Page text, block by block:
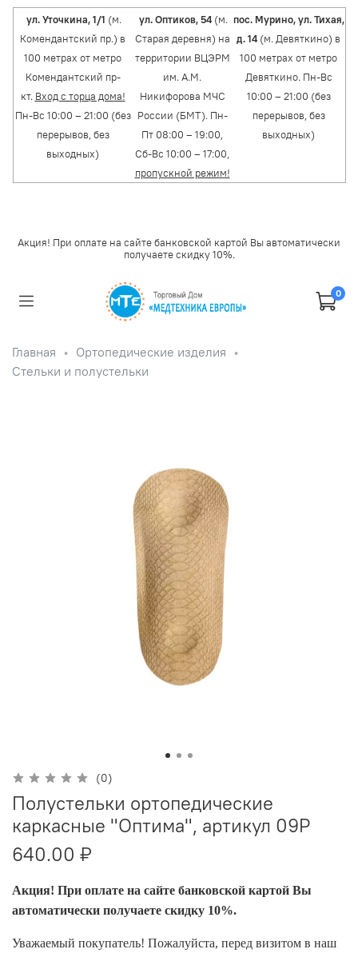
ул. Уточкина, 1/1 (м.
Комендантский пр.) в
100 метрах от метро
Комендантский пр-
кт. Вход с торца дома!
Пн-Вс 10:00 – 21:00 (без
перерывов, без
выходных)
ул. Оптиков, 54 (м.
Старая деревня) на
территории ВЦЭРМ
им. А.М.
Никифорова МЧС
России (БМТ). Пн-
Пт 08:00 – 19:00,
Сб-Вс 10:00 – 17:00,
пропускной режим!
пос. Мурино, ул. Тихая,
д. 14 (м. Девяткино) в
100 метрах от метро
Девяткино. Пн-Вс
10:00 – 21:00 (без
перерывов, без
выходных)
Акция! При оплате на сайте банковской картой Вы автоматически
получаете скидку 10%.
0
Главная
Ортопедические изделия
Стельки и полустельки
(0)
Полустельки ортопедические
каркасные "Оптима", артикул 09Р
640.00 ₽
Акция! При оплате на сайте банковской картой Вы
автоматически получаете скидку 10%.
Уважаемый покупатель! Пожалуйста, перед визитом в наш